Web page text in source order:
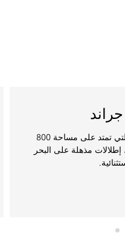
توفر قاعة احتفالات الثريا جراند، التي تمتد على مساحة 800
مذهلة على البحر